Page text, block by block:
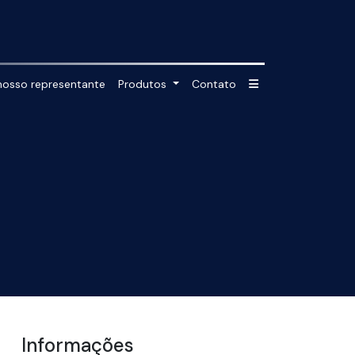
representante Produtos Contato
Informações